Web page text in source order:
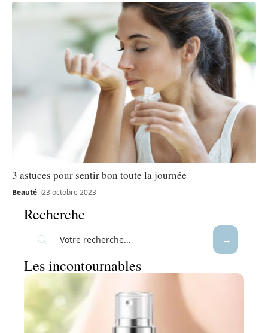
3 astuces pour sentir bon toute la journée
Beauté 23 octobre 2023
Recherche
Les incontournables